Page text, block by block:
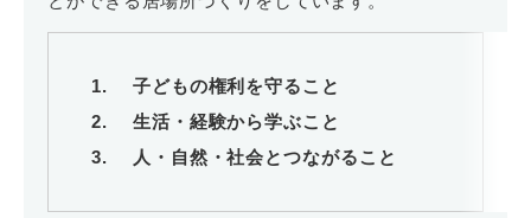
子どもの権利を守ること
生活・経験から学ぶこと
人・自然・社会とつながること